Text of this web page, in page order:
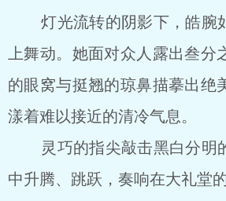
灯光流转的阴影下，皓腕
上舞动。她面对众人露出叁分
的眼窝与挺翘的琼鼻描摹出绝
漾着难以接近的清冷气息。
灵巧的指尖敲击黑白分明
中升腾、跳跃，奏响在大礼堂